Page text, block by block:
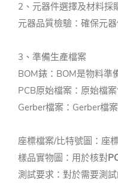
2、元器件選擇及材料採
元器品質檢驗：確保元
3、準備生產檔案
BOM錶：BOM是物料準
PCB原始檔案：原始檔
Gerber檔案：Gerber檔
座標檔案/比特號圖：座
樣品實物圖：用於核對
測試要求：對於需要測